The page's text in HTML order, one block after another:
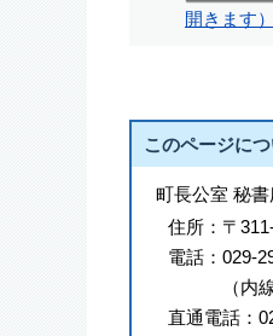
開きます）
このページに
町長公室 秘
住所： 〒
電話： 029-
（内
直通電話：